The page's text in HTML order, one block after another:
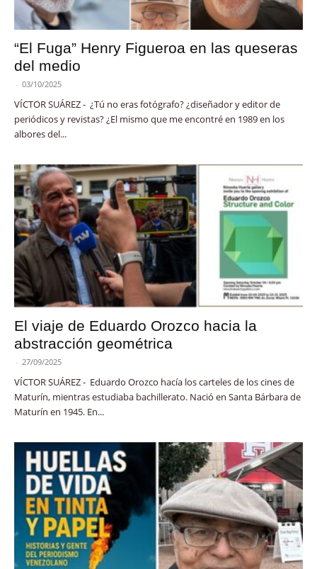
“El Fuga” Henry Figueroa en las queseras
del medio
- 03/10/2025
VÍCTOR SUÁREZ - ¿Tú no eras fotógrafo? ¿diseñador y editor de
periódicos y revistas? ¿El mismo que me encontré en 1989 en los
albores del...
El viaje de Eduardo Orozco hacia la
abstracción geométrica
- 27/09/2025
VÍCTOR SUÁREZ - Eduardo Orozco hacía los carteles de los cines de
Maturín, mientras estudiaba bachillerato. Nació en Santa Bárbara de
Maturín en 1945. En...